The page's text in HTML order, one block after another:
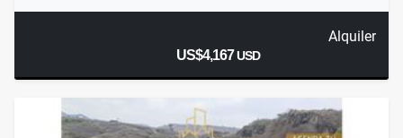
Alquiler
US$4,167USD